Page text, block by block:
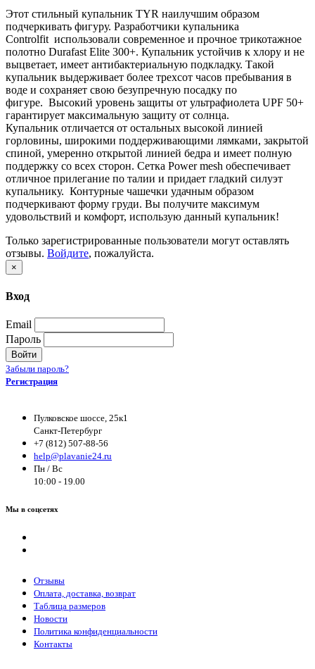
Этот стильный купальник TYR наилучшим образом
подчеркивать фигуру. Разработчики купальника
Controlfit использовали современное и прочное трикотажное
полотно Durafast Elite 300+. Купальник устойчив к хлору и не
выцветает, имеет антибактериальную подкладку. Такой
купальник выдерживает более трехсот часов пребывания в
воде и сохраняет свою безупречную посадку по
фигуре. Высокий уровень защиты от ультрафиолета UPF 50+
гарантирует максимальную защиту от солнца.
Купальник отличается от остальных высокой линией
горловины, широкими поддерживающими лямками, закрытой
спиной, умеренно открытой линией бедра и имеет полную
поддержку со всех сторон. Сетка Power mesh обеспечивает
отличное прилегание по талии и придает гладкий силуэт
купальнику. Контурные чашечки удачным образом
подчеркивают форму груди. Вы получите максимум
удовольствий и комфорт, использую данный купальник!
Только зарегистрированные пользователи могут оставлять
отзывы. Войдите, пожалуйста.
×
Вход
Email
Пароль
Войти
Забыли пароль?
Регистрация
Пулковское шоссе, 25к1
Санкт-Петербург
+7 (812) 507-88-56
help@plavanie24.ru
Пн / Вс
10:00 - 19.00
Мы в соцсетях
Отзывы
Оплата, доставка, возврат
Таблица размеров
Новости
Политика конфиденциальности
Контакты